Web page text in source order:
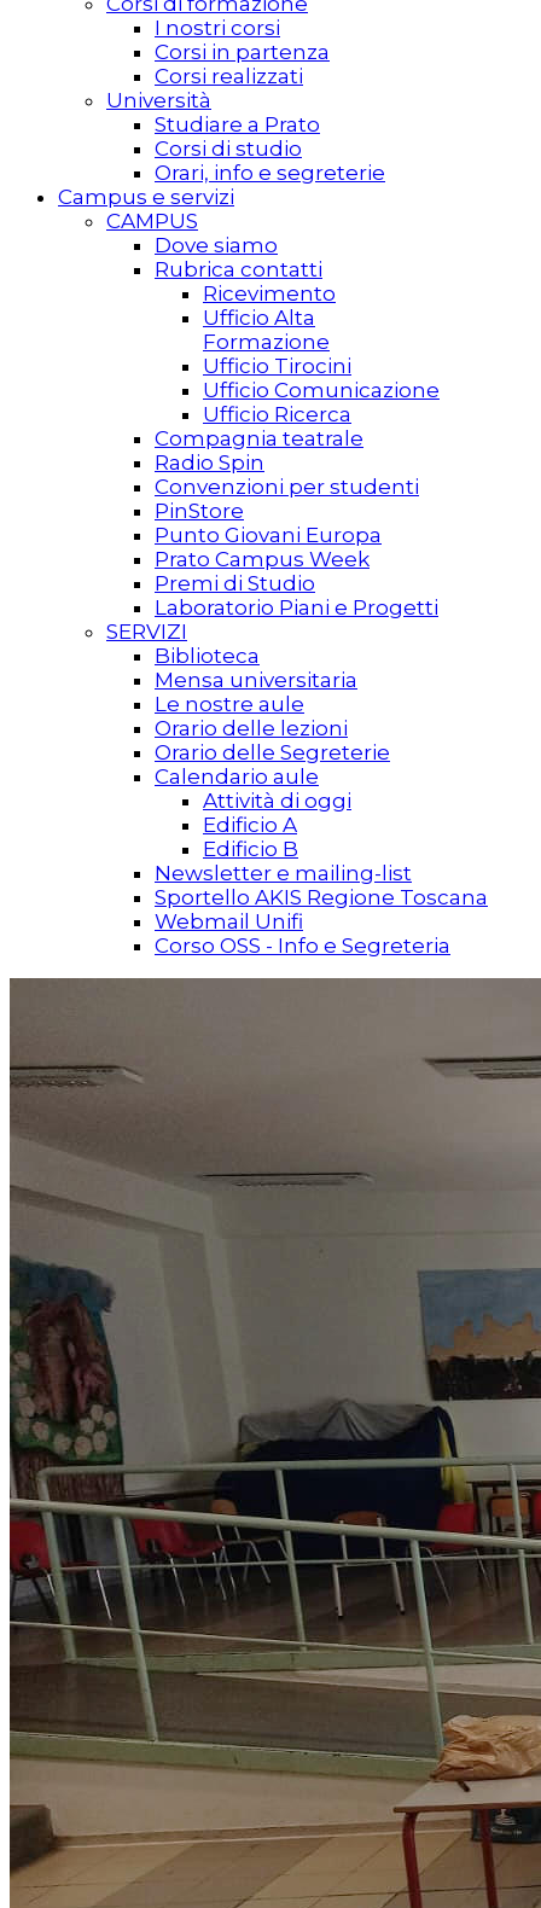
I nostri corsi
Corsi in partenza
Corsi realizzati
Università
Studiare a Prato
Corsi di studio
Orari, info e segreterie
Campus e servizi
CAMPUS
Dove siamo
Rubrica contatti
Ricevimento
Ufficio Alta
Formazione
Ufficio Tirocini
Ufficio Comunicazione
Ufficio Ricerca
Compagnia teatrale
Radio Spin
Convenzioni per studenti
PinStore
Punto Giovani Europa
Prato Campus Week
Premi di Studio
Laboratorio Piani e Progetti
SERVIZI
Biblioteca
Mensa universitaria
Le nostre aule
Orario delle lezioni
Orario delle Segreterie
Calendario aule
Attività di oggi
Edificio A
Edificio B
Newsletter e mailing-list
Sportello AKIS Regione Toscana
Webmail Unifi
Corso OSS - Info e Segreteria